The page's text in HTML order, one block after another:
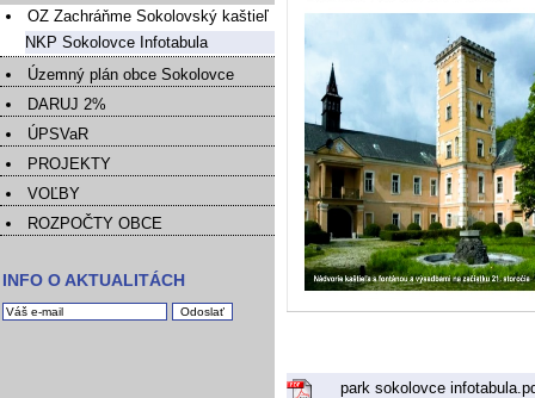
OZ Zachráňme Sokolovský kaštieľ
NKP Sokolovce Infotabula
Územný plán obce Sokolovce
DARUJ 2%
ÚPSVaR
PROJEKTY
VOĽBY
ROZPOČTY OBCE
INFO O AKTUALITÁCH
park sokolovce